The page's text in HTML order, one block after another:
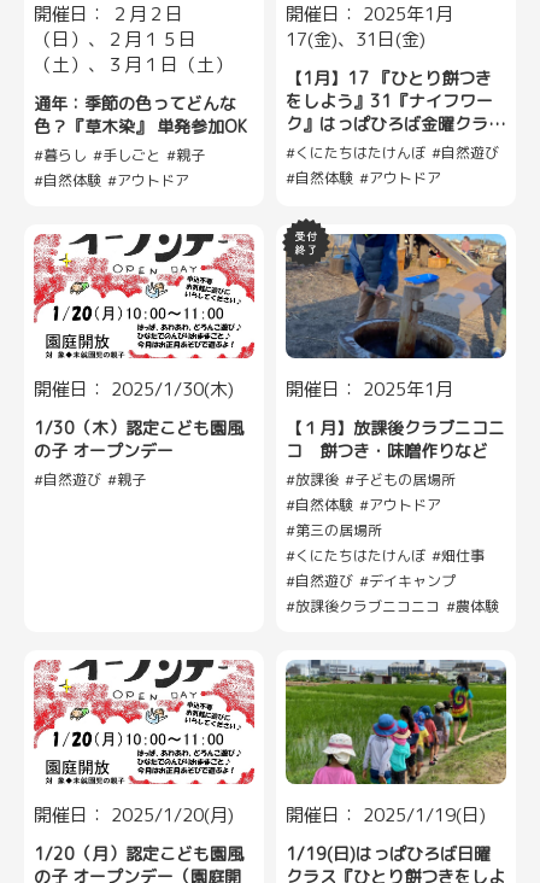
開催日： ２月２日
（日）、２月１５日
（土）、３月１日（土）
通年：季節の色ってどんな
色？『草木染』 単発参加OK
暮らし 手しごと
親子
自然体験
アウトドア
開催日： 2025年1月
17(金)、31日(金)
【1月】17 『ひとり餅つき
をしよう』31『ナイフワー
ク』はっぱひろば金曜クラス
（単発参加募集）
くにたちはたけんぼ
自然遊び
自然体験
アウトドア
開催日： 2025/1/30(木)
1/30（木）認定こども園風
の子 オープンデー
自然遊び 親子
開催日： 2025年1月
【１月】放課後クラブニコニ
コ 餅つき・味噌作りなど
放課後
子どもの居場所
自然体験
アウトドア
第三の居場所
くにたちはたけんぼ
畑仕事
自然遊び
デイキャンプ
放課後クラブニコニコ
農体験
開催日： 2025/1/20(月)
1/20（月）認定こども園風
の子 オープンデー（園庭開
開催日： 2025/1/19(日)
1/19(日)はっぱひろば日曜
クラス『ひとり餅つきをしよ